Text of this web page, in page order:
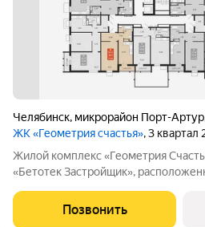
Челябинск, микрорайон Порт-Артур
ЖК «Геометрия счастья», 3 квартал
Жилой комплекс «Геометрия Счастья» это новый
«Бетотек Застройщик»,
этажный дом комфорт-класса из
«Бетотек». В доме
Позвонить